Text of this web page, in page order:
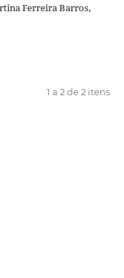
Ferreira Barros,
1 a 2 de 2 itens